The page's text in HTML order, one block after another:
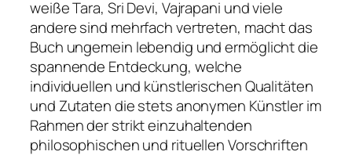
weiße Tara, Sri Devi, Vajrapani und viele
andere sind mehrfach vertreten, macht das
Buch ungemein lebendig und ermöglicht die
spannende Entdeckung, welche
individuellen und künstlerischen Qualitäten
und Zutaten die stets anonymen Künstler im
Rahmen der strikt einzuhaltenden
philosophischen und rituellen Vorschriften